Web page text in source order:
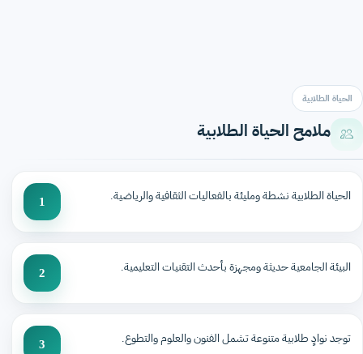
الحياة الطلابية
ملامح الحياة الطلابية
الحياة الطلابية نشطة ومليئة بالفعاليات الثقافية والرياضية. 1
البيئة الجامعية حديثة ومجهزة بأحدث التقنيات التعليمية. 2
توجد نوادٍ طلابية متنوعة تشمل الفنون والعلوم والتطوع. 3